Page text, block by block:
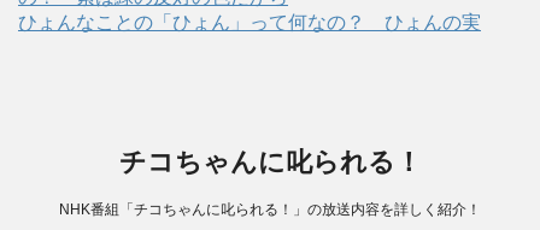
ひょんなことの「ひょん」って何なの？ ひょんの実
チコちゃんに叱られる！
NHK番組「チコちゃんに叱られる！」の放送内容を詳しく紹介！